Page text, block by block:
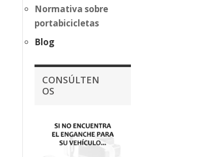
Normativa sobre
portabicicletas
Blog
CONSÚLTEN
OS